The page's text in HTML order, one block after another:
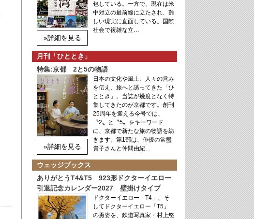
»詳細を見る
包している。一方で、現在は米
中対立の最前線に立たされ、難
しい現実に直面している。国際
社会で複雑な立…
月刊「ひととき」
特集:京都 2と5の物語
»詳細を見る
日本の文化や風土、人々の営み
を伝え、旅へと誘ってきた「ひ
ととき」。当誌が幾度となく特
集してきたのが京都です。創刊
25周年を迎える今号では、
〝2〟と〝5〟をキーワード
に、京都で新たな旅の物語を紡
ぎます。第1部は、俳優の常盤
貴子さんと仲間由紀…
ウェッジブックス
ありがとうT4&T5 923形ドクターイエロー
引退記念カレンダー2027 壁掛けタイプ
ドクターイエロー「T4」、そ
してドクターイエロー「T5」
の勇姿を、鉄道写真家・村上悠